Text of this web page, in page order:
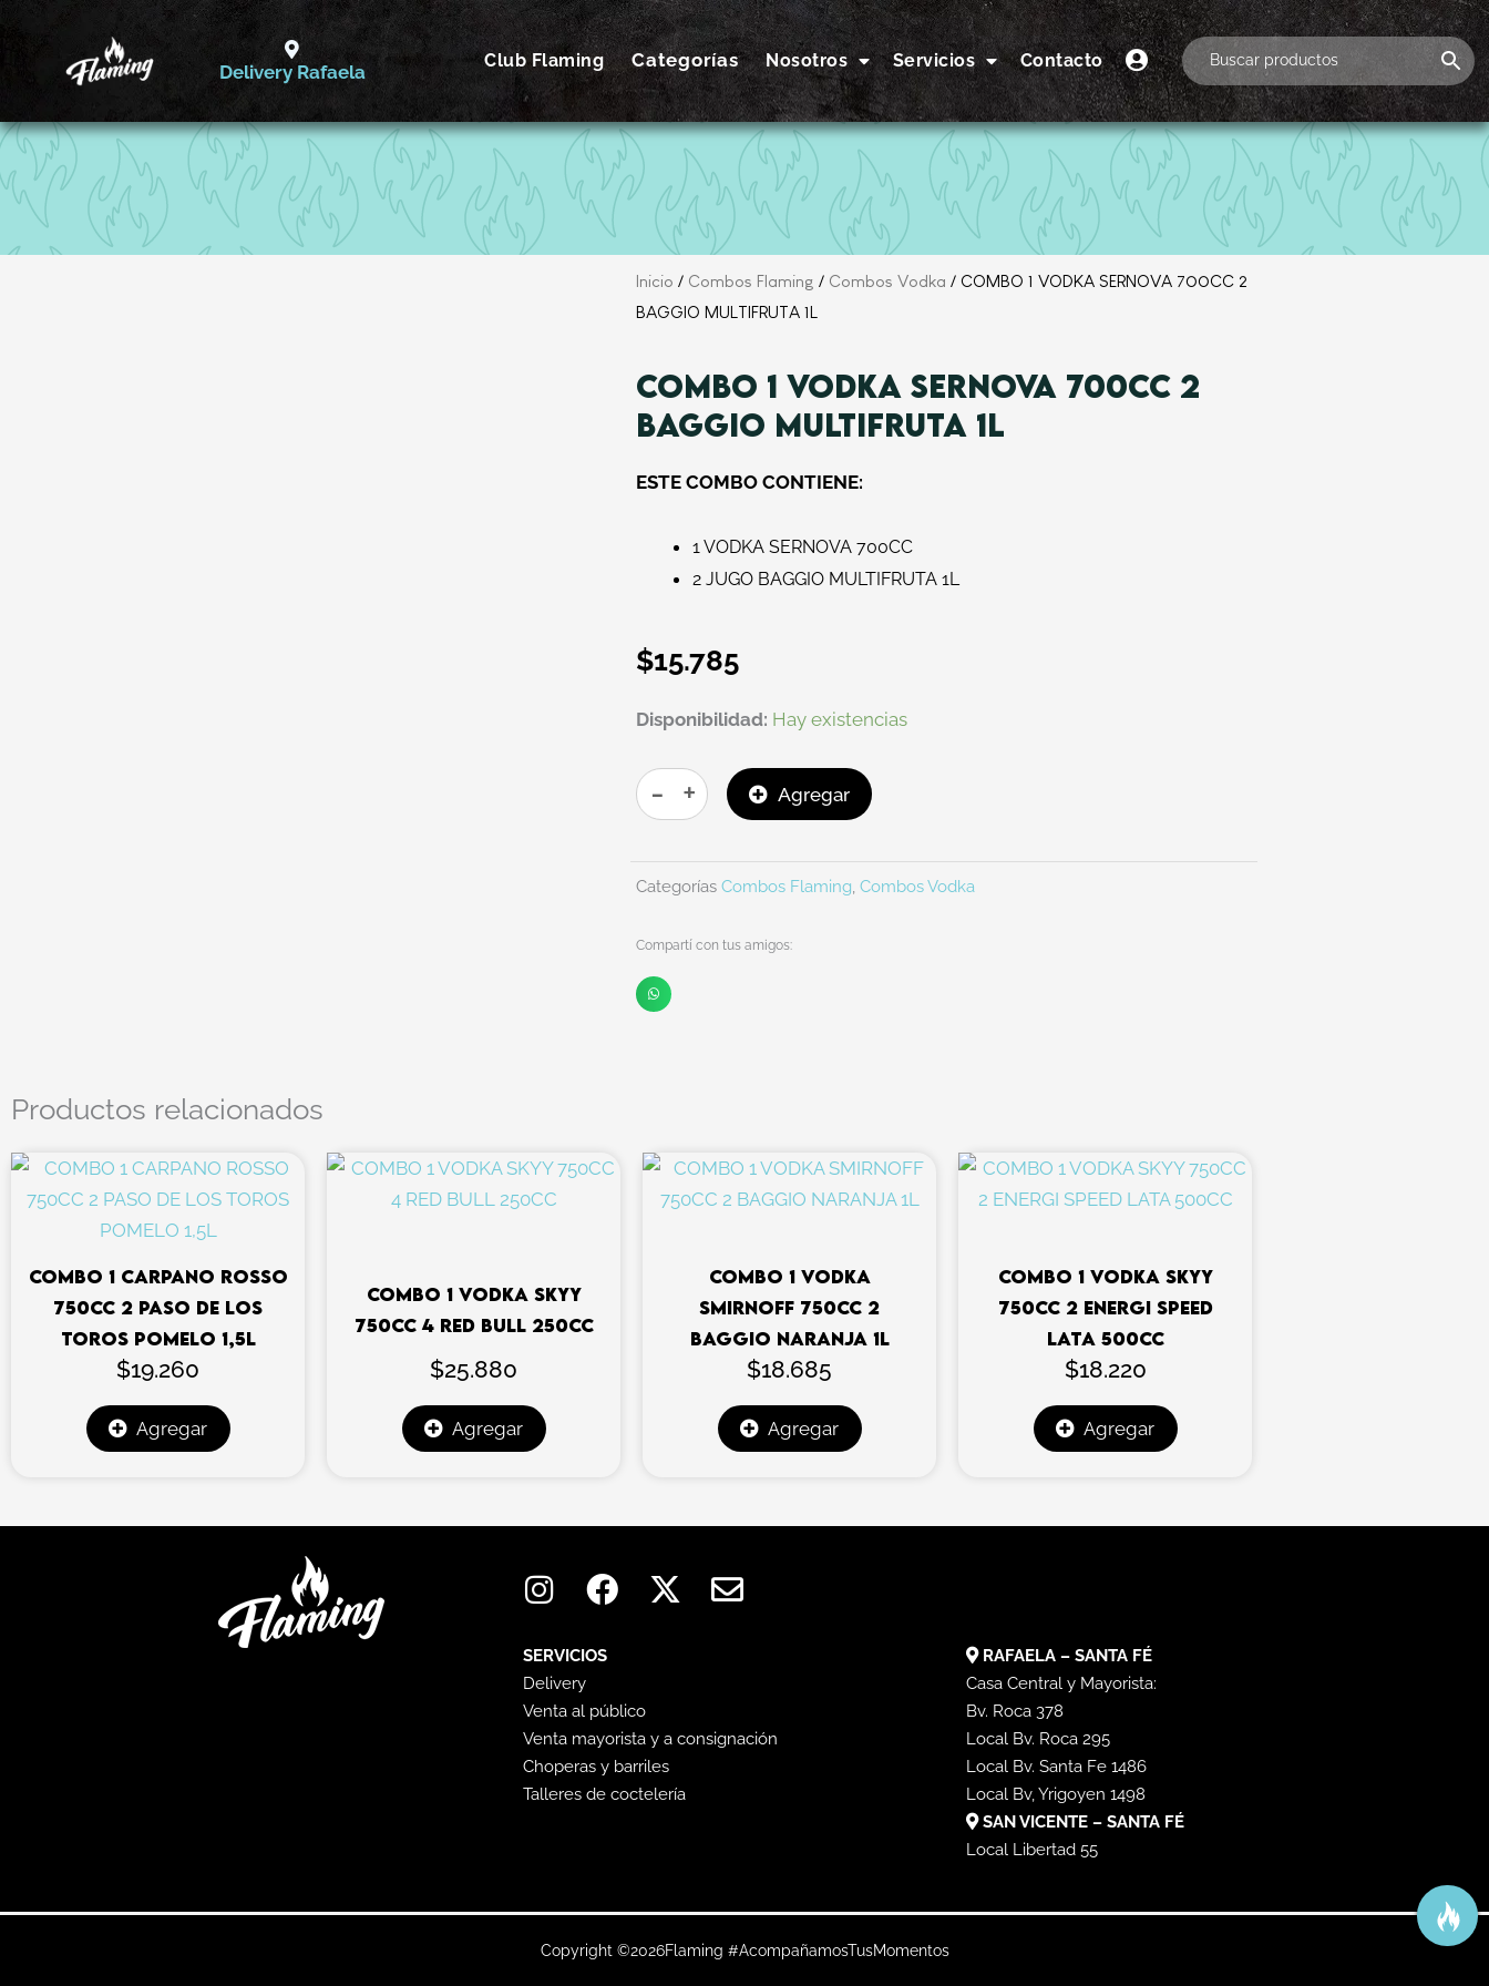
contenido
Delivery Rafaela
Club Flaming Categorías Nosotros Servicios Contacto
Inicio / Combos Flaming / Combos Vodka / COMBO 1 VODKA SERNOVA 700CC 2
BAGGIO MULTIFRUTA 1L
COMBO 1 VODKA SERNOVA 700CC 2
BAGGIO MULTIFRUTA 1L
ESTE COMBO CONTIENE:
1 VODKA SERNOVA 700CC
2 JUGO BAGGIO MULTIFRUTA 1L
$15.785
Disponibilidad: Hay existencias
-
COMBO
VODKA
SERNOVA
MULTIFRUTA
+ Agregar
Categorías Combos Flaming, Combos Vodka
Compartí con tus amigos:
Productos relacionados
COMBO 1 CARPANO ROSSO
750CC 2 PASO DE LOS
TOROS POMELO 1,5L
$19.260
Agregar
COMBO 1 VODKA SKYY
750CC 4 RED BULL 250CC
$25.880
Agregar
COMBO 1 VODKA
SMIRNOFF 750CC 2
BAGGIO NARANJA 1L
$18.685
Agregar
COMBO 1 VODKA SKYY
750CC 2 ENERGI SPEED
LATA 500CC
$18.220
Agregar
n
t
a
g
r
a
a
e
o
o
k
-
t
e
n
p
SERVICIOS
Delivery
Venta al público
Venta mayorista y a consignación
Choperas y barriles
Talleres de coctelería
RAFAELA – SANTA FÉ
Casa Central y Mayorista:
Bv. Roca 378
Local Bv. Roca 295
Local Bv. Santa Fe 1486
Local Bv, Yrigoyen 1498
SAN VICENTE – SANTA FÉ
Local Libertad 55
Copyright ©2026Flaming #AcompañamosTusMomentos